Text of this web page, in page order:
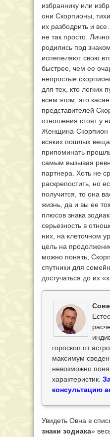
избраннику или
они Скорпионы,
их разбодрить и
не так просто.
родились под
испепеляют свою
быстрее, чем ее
непростые
для тех, кто легких
всем этом, это
представителей
отношения стоят у
Женщина-Скорпион
всяких пошлых
припоминать
самым вызывая
партнера. Хоть не
раскрепостить, но
получится, то она
жизнь, да и вы ее
плюсов знака
серьезность в
них, на клеточном
цель на
можно понять,
спутники для
достучаться до их
гороскоп от
максимум
невозможно
характеристик.
консультацию
Увидеть Овна в
знаки зодиака»